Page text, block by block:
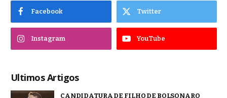
Facebook Twitter
Instagram YouTube
Ultimos Artigos
CANDIDATURA DE FILHO DE BOLSONARO